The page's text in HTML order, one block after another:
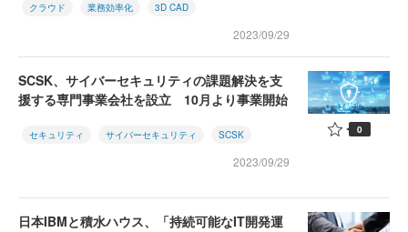
クラウド 業務効率化 3D CAD
2023/09/29
SCSK、サイバーセキュリティの課題解決を支
援する専門事業会社を設立 10月より事業開始
セキュリティ サイバーセキュリティ SCSK
2023/09/29
0
日本IBMと積水ハウス、「持続可能なIT開発運